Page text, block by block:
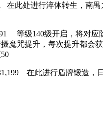
在此处进行淬体转生，南禺
等级140级开启，将对应
魔咒提升，每次提升都会
在此进行盾牌锻造，